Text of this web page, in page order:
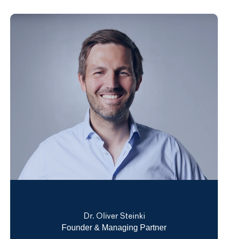
Dr. Oliver Steinki
Founder & Managing Partner